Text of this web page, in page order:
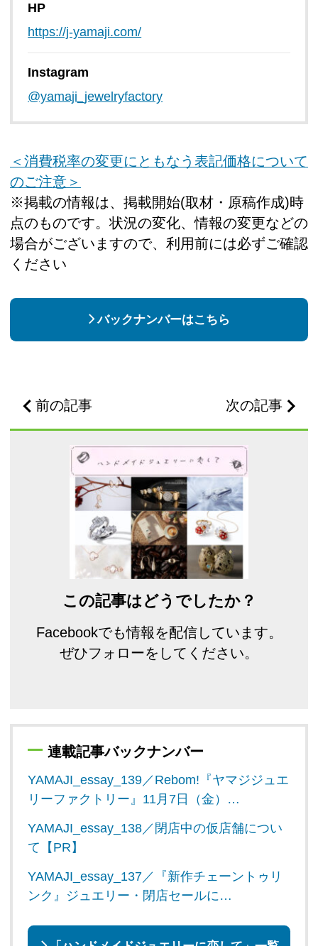
HP
https://j-yamaji.com/
Instagram
@yamaji_jewelryfactory
＜消費税率の変更にともなう表記価格について
のご注意＞
※掲載の情報は、掲載開始(取材・原稿作成)時
点のものです。状況の変化、情報の変更などの
場合がございますので、利用前には必ずご確認
ください
バックナンバーはこちら
前の記事 次の記事
この記事はどうでしたか？
Facebookでも情報を配信しています。
ぜひフォローをしてください。
連載記事バックナンバー
YAMAJI_essay_139／Rebom!『ヤマジジュエ
リーファクトリー』11月7日（金）…
YAMAJI_essay_138／閉店中の仮店舗につい
て【PR】
YAMAJI_essay_137／『新作チェーントゥリ
ンク』ジュエリー・閉店セールに…